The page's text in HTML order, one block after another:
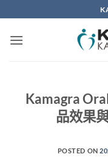
to
content
Kamagra
品效果
POSTED ON